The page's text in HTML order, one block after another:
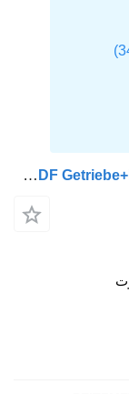
Mercedes-Benz Actros 2542 LL BDF Getriebe+Retarder+AGR NEU Retarder + Getrieb